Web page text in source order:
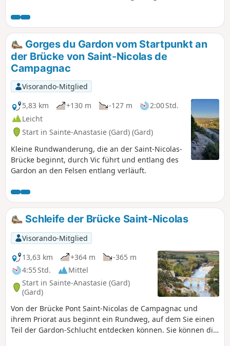
ausgetrocknet ist, aber rechnen Sie trotzdem damit, dass
Ihre Füße nass werden. Die Wanderung führt durch das
unebene Flussbett, sodass Sie häufig klettern müssen,
begleitet vom Zirpen der Zikaden.
Gorges du Gardon vom Startpunkt an
der Brücke von Saint-Nicolas de
Campagnac
Visorando-Mitglied
5,83 km
+130 m -127 m
2:00 Std.
Leicht
Start in Sainte-Anastasie (Gard) (Gard)
Kleine Rundwanderung, die an der Saint-Nicolas-
Brücke beginnt, durch Vic führt und entlang des
Gardon an den Felsen entlang verläuft.
Schleife der Brücke Saint-Nicolas
Visorando-Mitglied
13,63 km
+364 m
-365 m
4:55 Std.
Mittel
Start in Sainte-Anastasie (Gard)
(Gard)
Von der Brücke Pont Saint-Nicolas de Campagnac und
ihrem Priorat aus beginnt ein Rundweg, auf dem Sie einen
Teil der Gardon-Schlucht entdecken können. Sie können die